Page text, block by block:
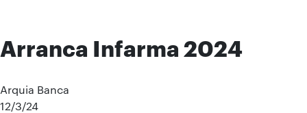
Arranca Infarma 2024
Arquia Banca
12/3/24